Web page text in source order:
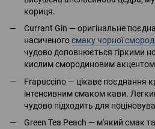
кориця.
Currant Gin — оригінальне
насиченогосмаку чорної
чудово доповнюється гіркими
кислим смородиновим
Frapuccino — цікаве поєднання
інтенсивним смаком кави.
чудово підходить для
Green Tea Peach — м'який смак